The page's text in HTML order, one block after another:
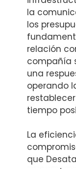
la
los
relación
compañía
una
operando
tiempo
La
que